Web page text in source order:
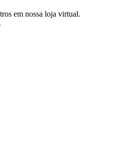
em nossa loja virtual.